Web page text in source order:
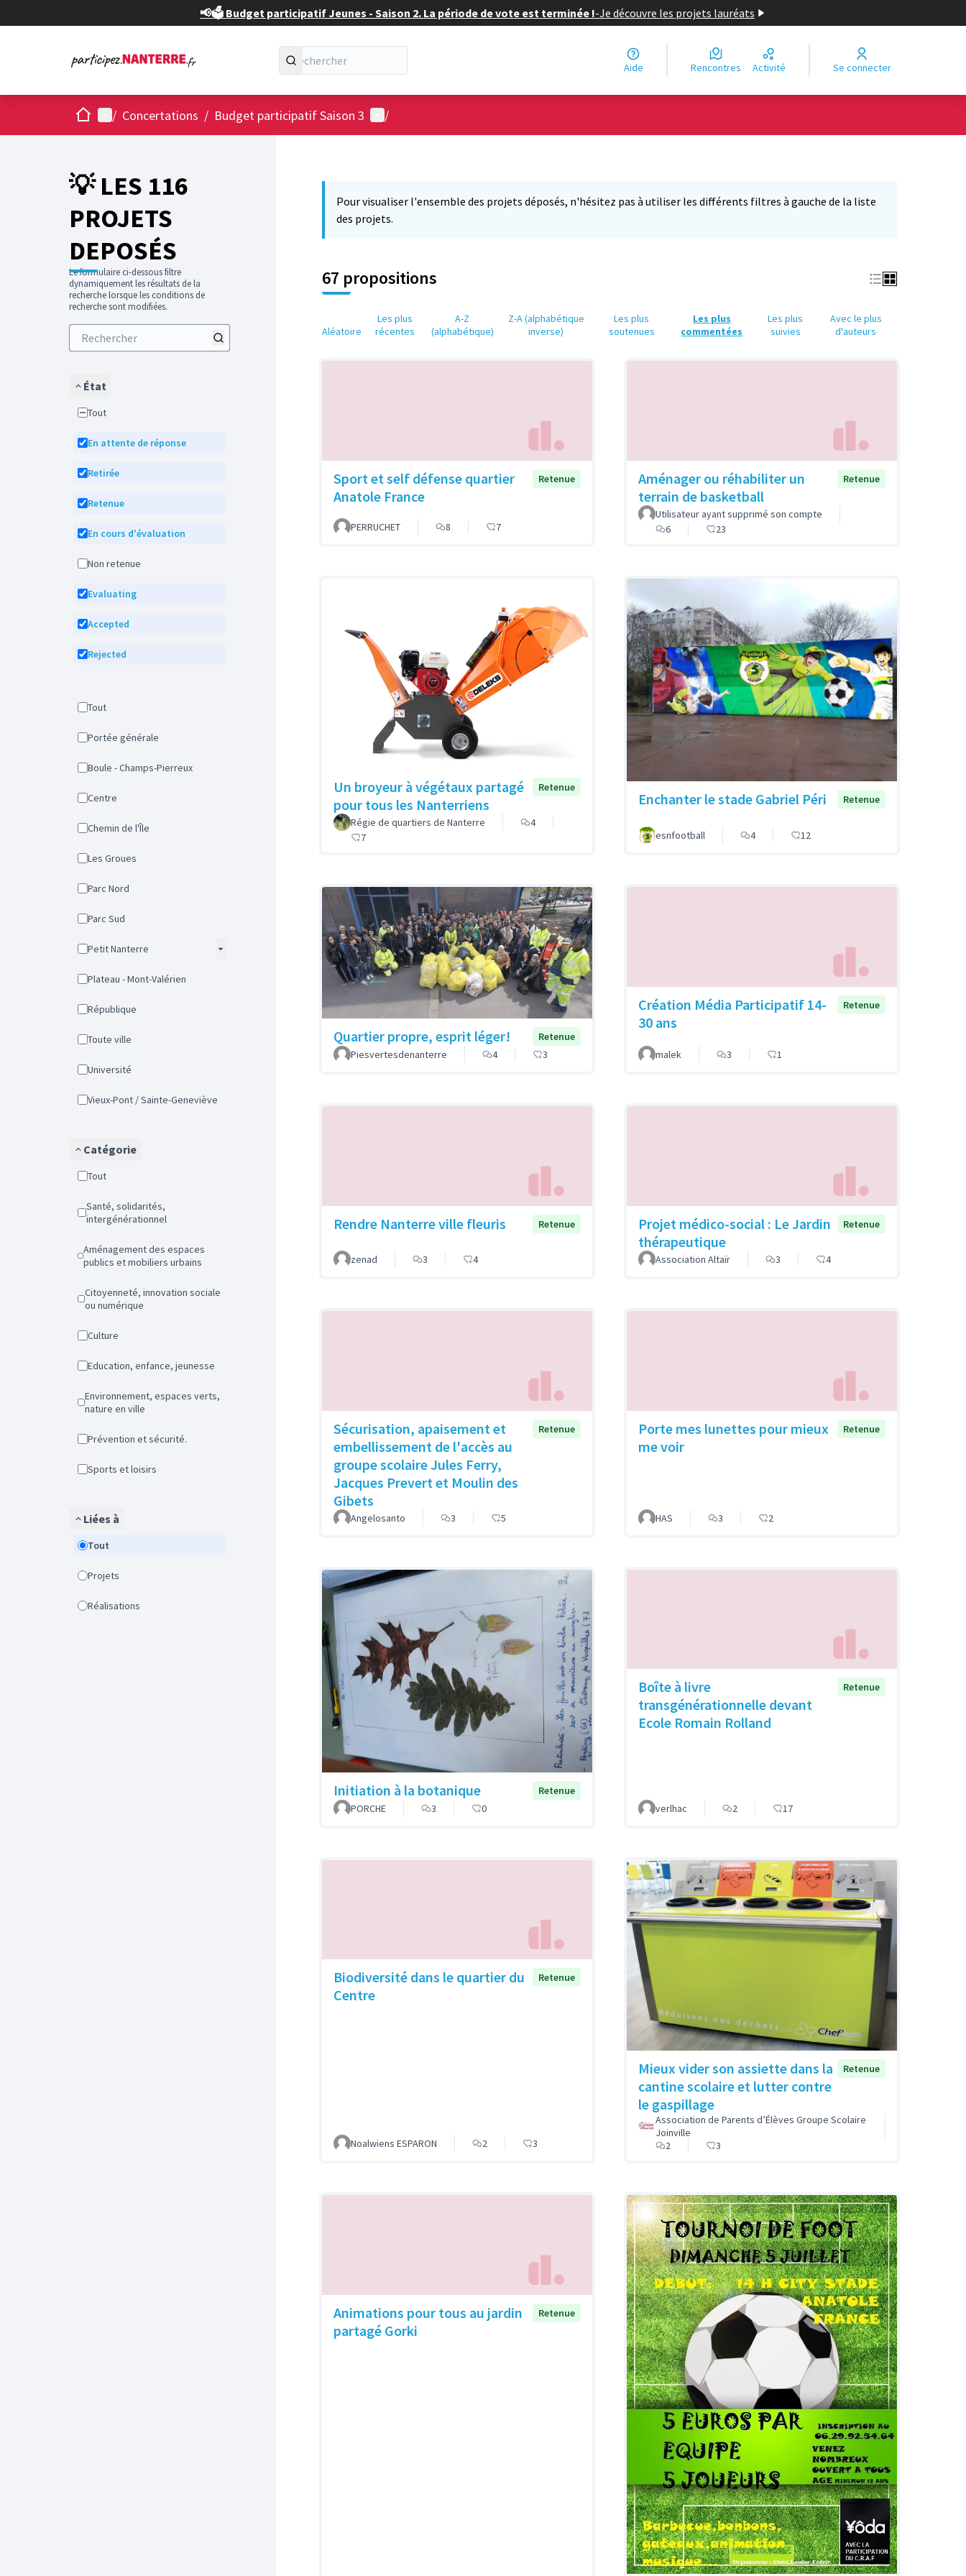
📢🗳️ Budget participatif Jeunes - Saison 2. La période de vote est terminée !-Je découvre les projets lauréats
Aide Rencontres Activité Se connecter
AccueilMenu principal
/ Concertations / Budget participatif Saison 3 Menu utilisateur
/
💡 LES 116
PROJETS
DEPOSÉS
Le formulaire ci-dessous filtre
dynamiquement les résultats de la
recherche lorsque les conditions de
recherche sont modifiées.
État
Tout
En attente de réponse
Retirée
Retenue
En cours d'évaluation
Non retenue
Evaluating
Accepted
Rejected
Tout
Portée générale
Boule - Champs-Pierreux
Centre
Chemin de l'Île
Les Groues
Parc Nord
Parc Sud
Petit Nanterre
Plateau - Mont-Valérien
République
Toute ville
Université
Vieux-Pont / Sainte-Geneviève
Catégorie
Tout
Santé, solidarités,
intergénérationnel
Aménagement des espaces
publics et mobiliers urbains
Citoyenneté, innovation sociale
ou numérique
Culture
Education, enfance, jeunesse
Environnement, espaces verts,
nature en ville
Prévention et sécurité.
Sports et loisirs
Liées à
Tout
Projets
Réalisations
Pour visualiser l'ensemble des projets déposés, n'hésitez pas à utiliser les différents filtres à gauche de la liste
des projets.
67 propositions
Aléatoire
Les plus
récentes
A-Z
(alphabétique)
Z-A (alphabétique
inverse)
Les plus
soutenues
Les plus
commentées
Les plus
suivies
Avec le plus
d'auteurs
Sport et self défense quartier
Anatole France
Retenue
PERRUCHET 8 7
Aménager ou réhabiliter un
terrain de basketball
Retenue
Utilisateur ayant supprimé son compte
6
23
Un broyeur à végétaux partagé
pour tous les Nanterriens
Retenue
Régie de quartiers de Nanterre
4
7
Enchanter le stade Gabriel Péri Retenue
esnfootball 4 12
Quartier propre, esprit léger!
Retenue
Piesvertesdenanterre
4 3
Création Média Participatif 14-
30 ans
Retenue
malek 3 1
Rendre Nanterre ville fleuris Retenue
zenad 3 4
Projet médico-social : Le Jardin
thérapeutique
Retenue
Association Altaïr 3 4
Sécurisation, apaisement et
embellissement de l'accès au
groupe scolaire Jules Ferry,
Jacques Prevert et Moulin des
Gibets
Retenue
Angelosanto 3 5
Porte mes lunettes pour mieux
me voir
Retenue
HAS 3 2
Initiation à la botanique
Retenue
PORCHE
3 0
Boîte à livre
transgénérationnelle devant
Ecole Romain Rolland
Retenue
verlhac 2 17
Biodiversité dans le quartier du
Centre
Retenue
Noalwiens ESPARON 2 3
Mieux vider son assiette dans la
cantine scolaire et lutter contre
le gaspillage
Retenue
Association de Parents d’Élèves Groupe Scolaire
Joinville
2
3
Animations pour tous au jardin
partagé Gorki
Retenue